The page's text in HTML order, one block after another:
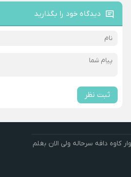
دیدگاه خود را بگذارید
ثبت نظر
کاوه دافه سرحاله ولی الان بغلم